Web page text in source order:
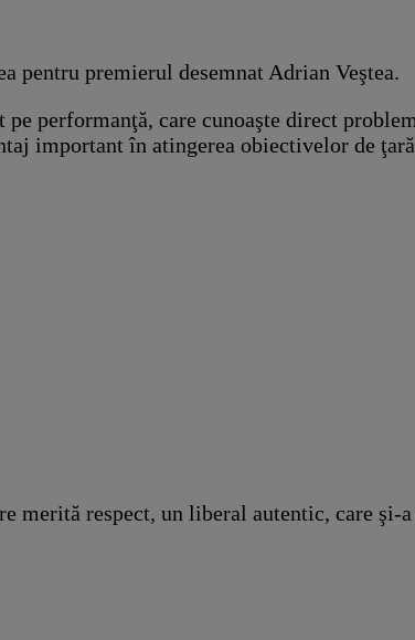
pentru premierul desemnat Adrian Veştea.
performanţă, care cunoaşte direct
important în atingerea obiectivelor de
merită respect, un liberal autentic, care şi-